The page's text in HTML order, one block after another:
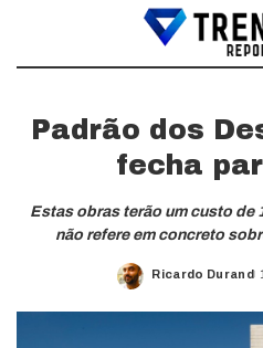
Padrão dos
fecha
Estas obras terão um custo de
não refere em concreto
Posted
Ricardo Durand